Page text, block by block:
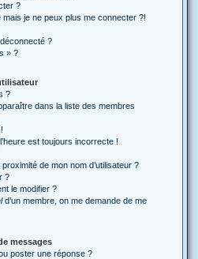
?
je ne peux plus me connecter ?!
?
» ?
?
dans la liste des membres
est toujours incorrecte !
de mon nom d’utilisateur ?
?
le modifier ?
d’un membre, on me demande de me
messages
poster une réponse ?